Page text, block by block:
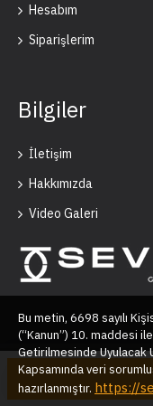
Hesabım
Siparişlerim
Bilgiler
İletişim
Hakkımızda
Video Galeri
Bu metin, 6698 sayılı
(“Kanun”) 10. maddesi
Getirilmesinde Uyulacak
Kapsamında veri
hazırlanmıştır. https://